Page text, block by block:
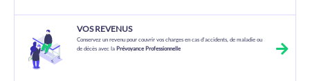
VOS REVENUS
Conservez un revenu pour couvrir vos charges en cas d’accidents, de maladie ou
de décès avec la Prévoyance Professionnelle